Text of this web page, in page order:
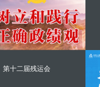
第十二届残运会